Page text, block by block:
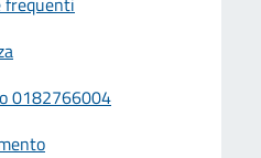
0182766004